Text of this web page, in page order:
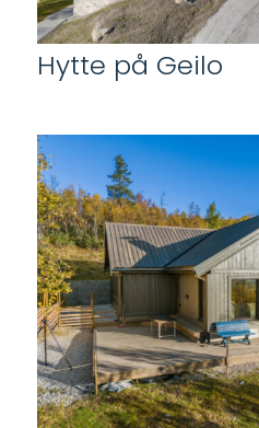
Hytte på Geilo